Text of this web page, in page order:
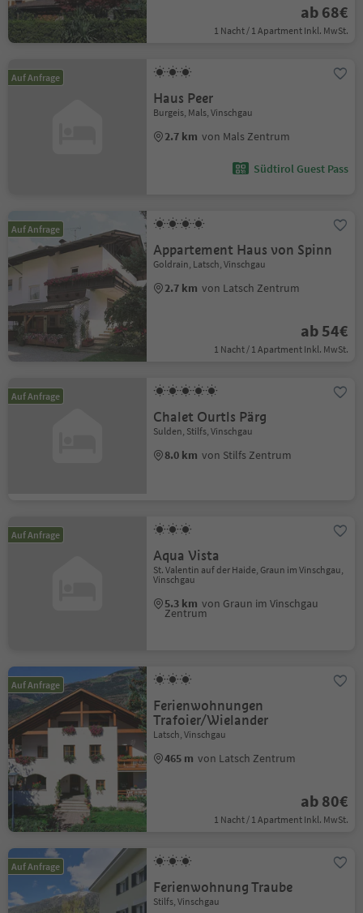
ab 68€
1 Nacht / 1 Apartment Inkl. MwSt.
Auf Anfrage
Haus Peer
Burgeis, Mals, Vinschgau
2.7 km von Mals Zentrum
Südtirol Guest Pass
Auf Anfrage
Appartement Haus von Spinn
Goldrain, Latsch, Vinschgau
2.7 km von Latsch Zentrum
ab 54€
1 Nacht / 1 Apartment Inkl. MwSt.
Auf Anfrage
Chalet Ourtls Pärg
Sulden, Stilfs, Vinschgau
8.0 km von Stilfs Zentrum
Auf Anfrage
Aqua Vista
St. Valentin auf der Haide, Graun im Vinschgau,
Vinschgau
5.3 km von Graun im Vinschgau
Zentrum
Auf Anfrage
Ferienwohnungen
Trafoier/Wielander
Latsch, Vinschgau
465 m von Latsch Zentrum
ab 80€
1 Nacht / 1 Apartment Inkl. MwSt.
Auf Anfrage
Ferienwohnung Traube
Stilfs, Vinschgau